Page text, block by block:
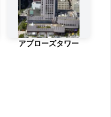
アプローズタワー